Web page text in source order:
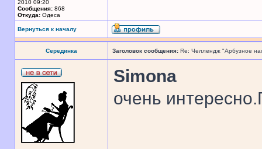
2010 09:20
Сообщения: 868
Откуда: Одеса
Вернуться к началу
Серединка Заголовок сообщения: Re: Челлендж "Арбузное
Simona
очень